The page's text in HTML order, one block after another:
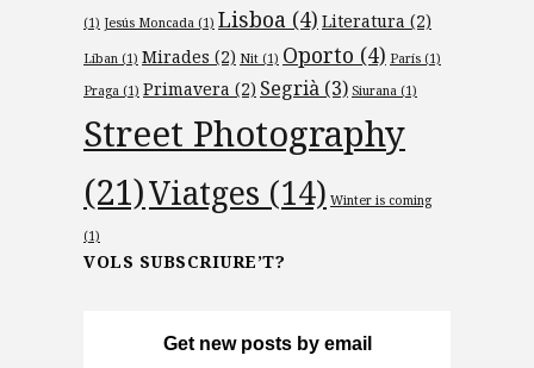
(1) Jesús Moncada (1) Lisboa (4) Literatura (2)
Líban (1) Mirades (2) Nit (1) Oporto (4) París (1)
Praga (1) Primavera (2) Segrià (3) Siurana (1)
Street Photography
(21)Viatges (14) Winter is coming
(1)
VOLS SUBSCRIURE’T?
Get new posts by email